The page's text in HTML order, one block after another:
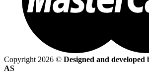
Copyright 2026 © Designed and
AS